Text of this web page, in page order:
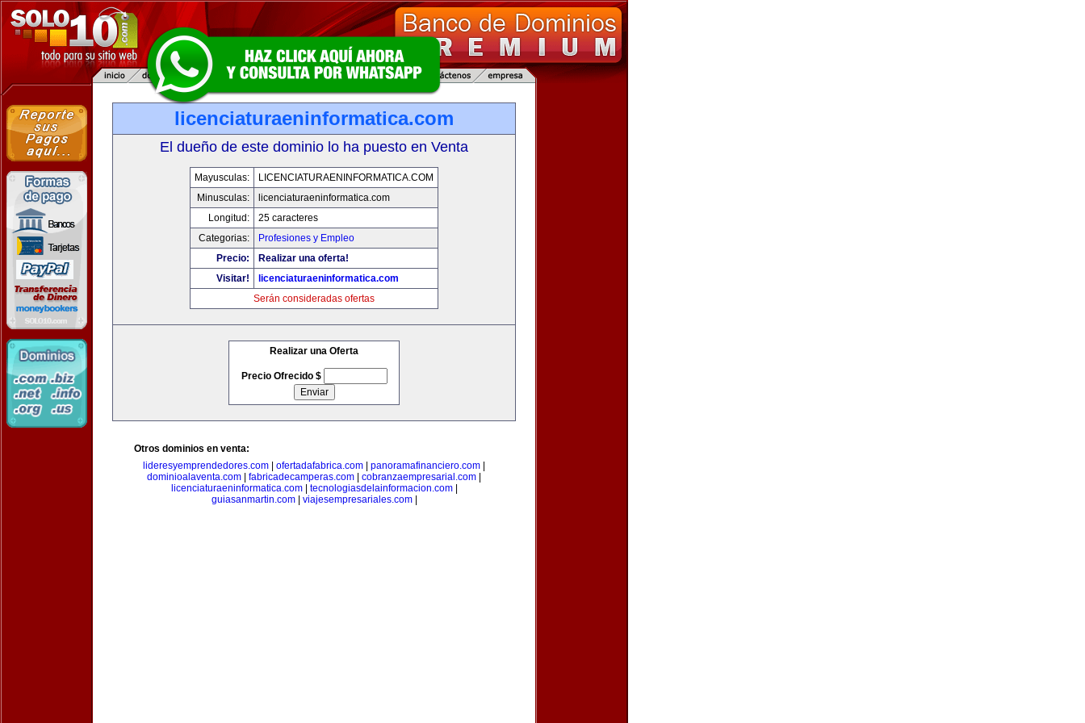
licenciaturaeninformatica.com
El dueño de este dominio lo ha puesto en Venta
Mayusculas:
LICENCIATURAENINFORMATICA.COM
Minusculas:
licenciaturaeninformatica.com
Longitud:
25 caracteres
Categorias:
Profesiones y Empleo
Precio:
Realizar una oferta!
Visitar!
licenciaturaeninformatica.com
Serán consideradas ofertas
Realizar una Oferta
Precio Ofrecido $
Otros dominios en venta:
lideresyemprendedores.com
ofertadafabrica.com panoramafinanciero.com
dominioalaventa.com
fabricadecamperas.com cobranzaempresarial.com
licenciaturaeninformatica.com| tecnologiasdelainformacion.com|
guiasanmartin.com| viajesempresariales.com|